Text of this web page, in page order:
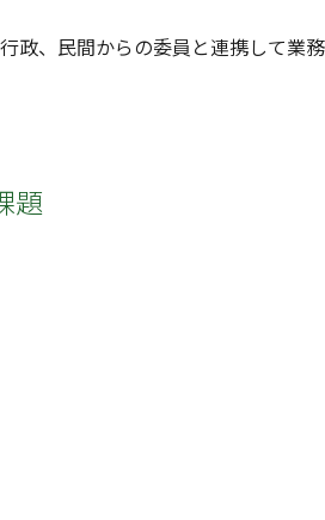
政、民間からの委員と連携して業務
題